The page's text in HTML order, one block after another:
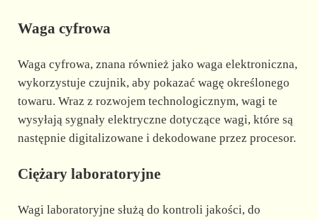
Waga cyfrowa
Waga cyfrowa, znana również jako waga elektroniczna,
wykorzystuje czujnik, aby pokazać wagę określonego
towaru. Wraz z rozwojem technologicznym, wagi te
wysyłają sygnały elektryczne dotyczące wagi, które są
następnie digitalizowane i dekodowane przez procesor.
Ciężary laboratoryjne
Wagi laboratoryjne służą do kontroli jakości, do